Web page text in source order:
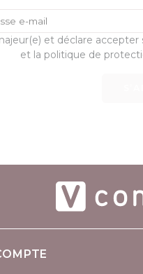
et déclare
et la politique de